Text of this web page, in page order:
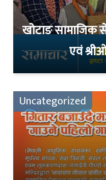
खोटाङ सामाजिक
एवं
Uncategorized